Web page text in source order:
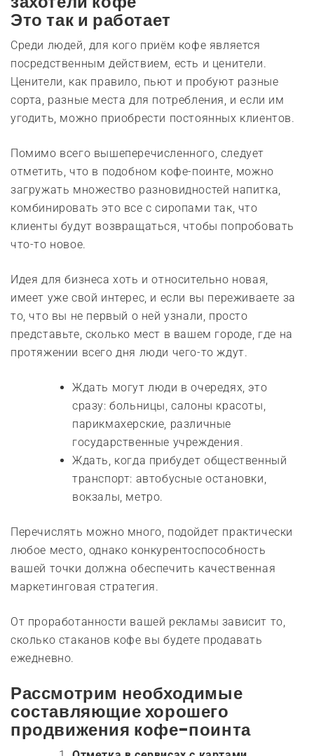
Это так и работает
Среди людей, для кого приём кофе является
посредственным действием, есть и ценители.
Ценители, как правило, пьют и пробуют разные
сорта, разные места для потребления, и если им
угодить, можно приобрести постоянных клиентов.
Помимо всего вышеперечисленного, следует
отметить, что в подобном кофе-поинте, можно
загружать множество разновидностей напитка,
комбинировать это все с сиропами так, что
клиенты будут возвращаться, чтобы попробовать
что-то новое.
Идея для бизнеса хоть и относительно новая,
имеет уже свой интерес, и если вы переживаете за
то, что вы не первый о ней узнали, просто
представьте, сколько мест в вашем городе, где на
протяжении всего дня люди чего-то ждут.
Ждать могут люди в очередях, это
сразу: больницы, салоны красоты,
парикмахерские, различные
государственные учреждения.
Ждать, когда прибудет общественный
транспорт: автобусные остановки,
вокзалы, метро.
Перечислять можно много, подойдет практически
любое место, однако конкурентоспособность
вашей точки должна обеспечить качественная
маркетинговая стратегия.
От проработанности вашей рекламы зависит то,
сколько стаканов кофе вы будете продавать
ежедневно.
Рассмотрим необходимые
составляющие хорошего
продвижения кофе-поинта